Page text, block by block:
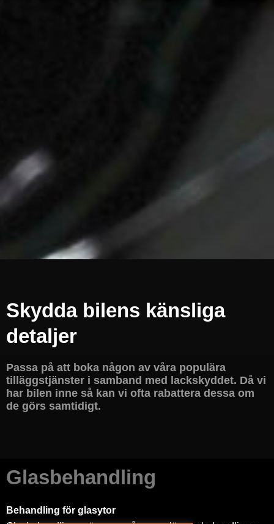
Skydda bilens känsliga
detaljer
Passa på att boka någon av våra populära
tilläggstjänster i samband med lackskyddet. Då vi
har bilen inne så kan vi ofta rabattera dessa om
de görs samtidigt.
Glasbehandling
Behandling för glasytor